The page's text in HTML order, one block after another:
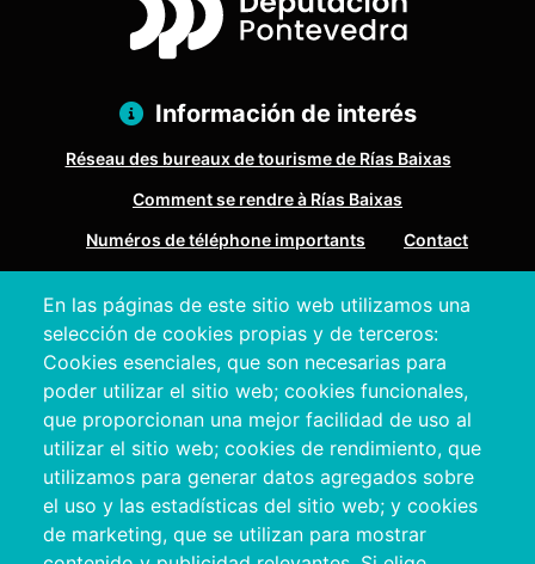
En las páginas de este sitio web utilizamos una
selección de cookies propias y de terceros:
Cookies esenciales, que son necesarias para
poder utilizar el sitio web; cookies funcionales,
que proporcionan una mejor facilidad de uso al
utilizar el sitio web; cookies de rendimiento, que
utilizamos para generar datos agregados sobre
el uso y las estadísticas del sitio web; y cookies
de marketing, que se utilizan para mostrar
Información de interés
Réseau des bureaux de tourisme de Rías Baixas
Comment se rendre à Rías Baixas
Numéros de téléphone importants
Contact
Pazo Deputación Provincial. Avda. Montero Ríos, s/n - 36071
Pontevedra
+34 986 804 100 | +34 986 804 124